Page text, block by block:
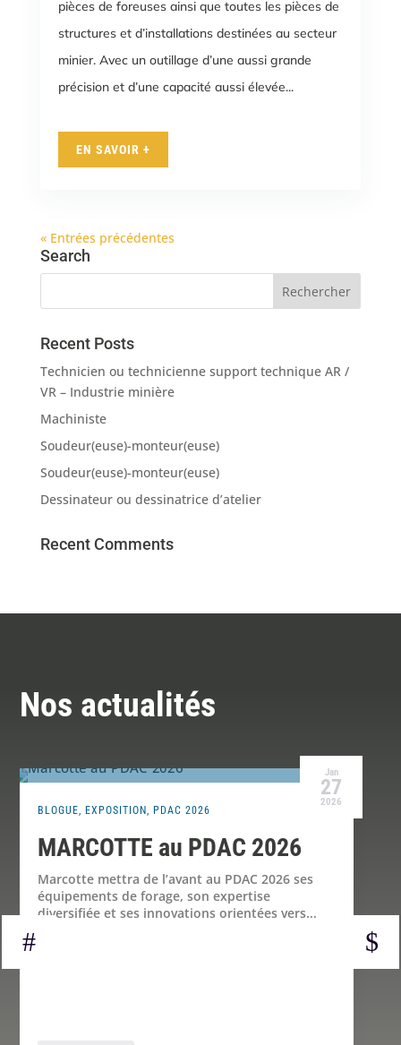
pièces de foreuses ainsi que toutes les pièces de
structures et d’installations destinées au secteur
minier. Avec un outillage d’une aussi grande
précision et d’une capacité aussi élevée...
EN SAVOIR +
« Entrées précédentes
Search
Recent Posts
Technicien ou technicienne support technique AR /
VR – Industrie minière
Machiniste
Soudeur(euse)-monteur(euse)
Soudeur(euse)-monteur(euse)
Dessinateur ou dessinatrice d’atelier
Recent Comments
Nos actualités
Jan
27
2026
BLOGUE, EXPOSITION, PDAC 2026
MARCOTTE au PDAC 2026
Marcotte mettra de l’avant au PDAC 2026 ses
équipements de forage, son expertise
diversifiée et ses innovations orientées vers...